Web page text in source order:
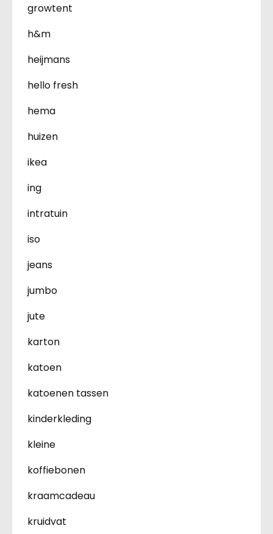
growtent
h&m
heijmans
hello fresh
hema
huizen
ikea
ing
intratuin
iso
jeans
jumbo
jute
karton
katoen
katoenen tassen
kinderkleding
kleine
koffiebonen
kraamcadeau
kruidvat